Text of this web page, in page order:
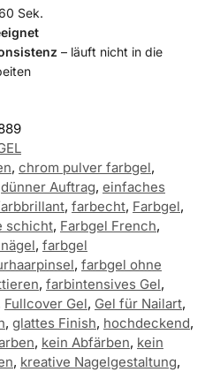
Sek.
– läuft nicht in die
, chrom pulver farbgel,
dünner Auftrag, einfaches
, farbecht, Farbgel,
schicht, Farbgel French,
, farbgel
, farbgel ohne
, farbintensives Gel,
Fullcover Gel, Gel für Nailart,
, glattes Finish, hochdeckend,
, kein Abfärben, kein
, kreative Nagelgestaltung,